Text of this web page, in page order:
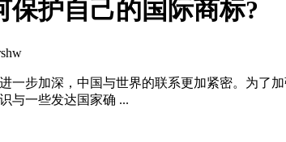
保护自己的国际商标?
一步加深，中国与世界的联系更加紧密。为
与一些发达国家确 ...